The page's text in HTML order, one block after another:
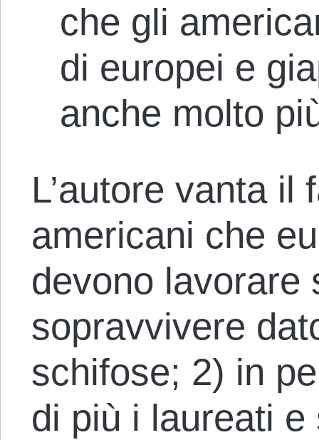
che gli
di europei e
anche molto
L’autore vanta
americani che
devono lavorare
sopravvivere
schifose; 2) in
di più i laureati